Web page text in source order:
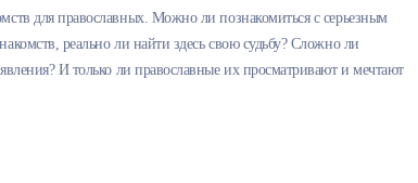
для православных. Можно ли познакомиться с серьезным
реально ли найти здесь свою судьбу? Сложно ли
И только ли православные их просматривают и мечтают